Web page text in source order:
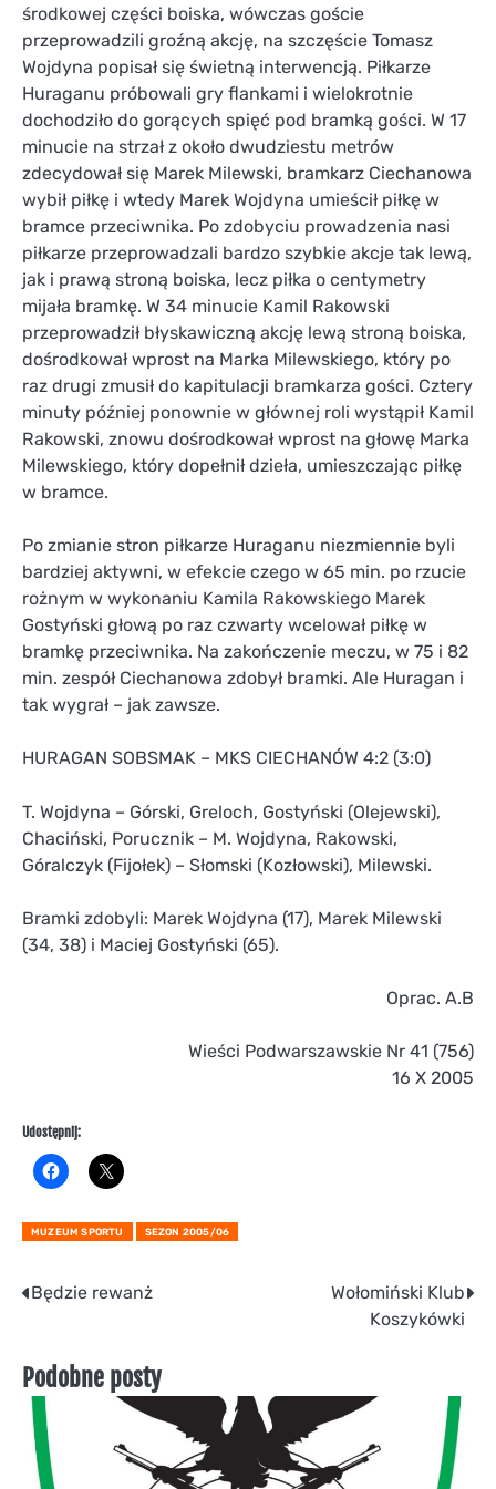
środkowej części boiska, wówczas goście
przeprowadzili groźną akcję, na szczęście Tomasz
Wojdyna popisał się świetną interwencją. Piłkarze
Huraganu próbowali gry flankami i wielokrotnie
dochodziło do gorących spięć pod bramką gości. W 17
minucie na strzał z około dwudziestu metrów
zdecydował się Marek Milewski, bramkarz Ciechanowa
wybił piłkę i wtedy Marek Wojdyna umieścił piłkę w
bramce przeciwnika. Po zdobyciu prowadzenia nasi
piłkarze przeprowadzali bardzo szybkie akcje tak lewą,
jak i prawą stroną boiska, lecz piłka o centymetry
mijała bramkę. W 34 minucie Kamil Rakowski
przeprowadził błyskawiczną akcję lewą stroną boiska,
dośrodkował wprost na Marka Milewskiego, który po
raz drugi zmusił do kapitulacji bramkarza gości. Cztery
minuty później ponownie w głównej roli wystąpił Kamil
Rakowski, znowu dośrodkował wprost na głowę Marka
Milewskiego, który dopełnił dzieła, umieszczając piłkę
w bramce.
Po zmianie stron piłkarze Huraganu niezmiennie byli
bardziej aktywni, w efekcie czego w 65 min. po rzucie
rożnym w wykonaniu Kamila Rakowskiego Marek
Gostyński głową po raz czwarty wcelował piłkę w
bramkę przeciwnika. Na zakończenie meczu, w 75 i 82
min. zespół Ciechanowa zdobył bramki. Ale Huragan i
tak wygrał – jak zawsze.
HURAGAN SOBSMAK – MKS CIECHANÓW 4:2 (3:0)
T. Wojdyna – Górski, Greloch, Gostyński (Olejewski),
Chaciński, Porucznik – M. Wojdyna, Rakowski,
Góralczyk (Fijołek) – Słomski (Kozłowski), Milewski.
Bramki zdobyli: Marek Wojdyna (17), Marek Milewski
(34, 38) i Maciej Gostyński (65).
Oprac. A.B
Wieści Podwarszawskie Nr 41 (756)
16 X 2005
Udostępnij:
MUZEUM SPORTU SEZON 2005/06
Nawigacja
Będzie rewanż
Wołomiński Klub
Koszykówki
Podobne posty